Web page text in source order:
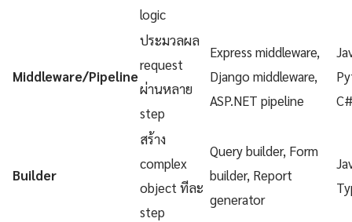
logic
Middleware/Pipeline
ประมวลผล
request
ผ่านหลาย
step
Express middleware,
Django middleware,
ASP.NET pipeline
Builder
สร้าง
complex
object ทีละ
step
Query builder, Form
builder, Report
generator